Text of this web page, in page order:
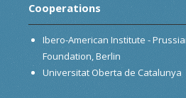
Cooperations
Ibero-American Institute -
Foundation, Berlin
Universitat Oberta de Catalunya